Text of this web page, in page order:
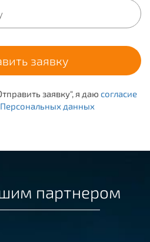
заявку", я даю согласие
Персональных данных
партнером